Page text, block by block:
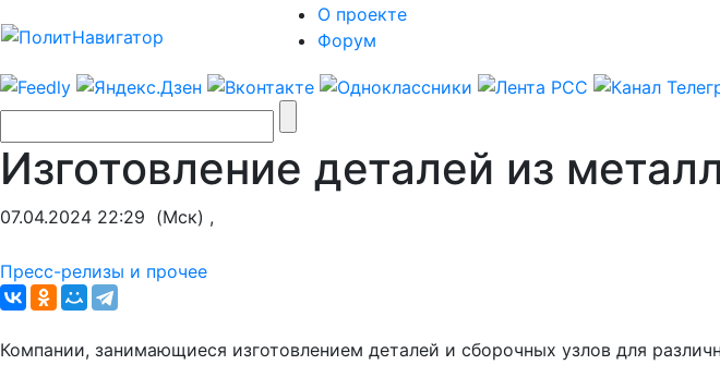
О проекте
Форум
Изготовление деталей из
07.04.2024 22:29 (Мск) ,
Пресс-релизы и прочее
Компании, занимающиеся изготовлением деталей и сборочных узлов для